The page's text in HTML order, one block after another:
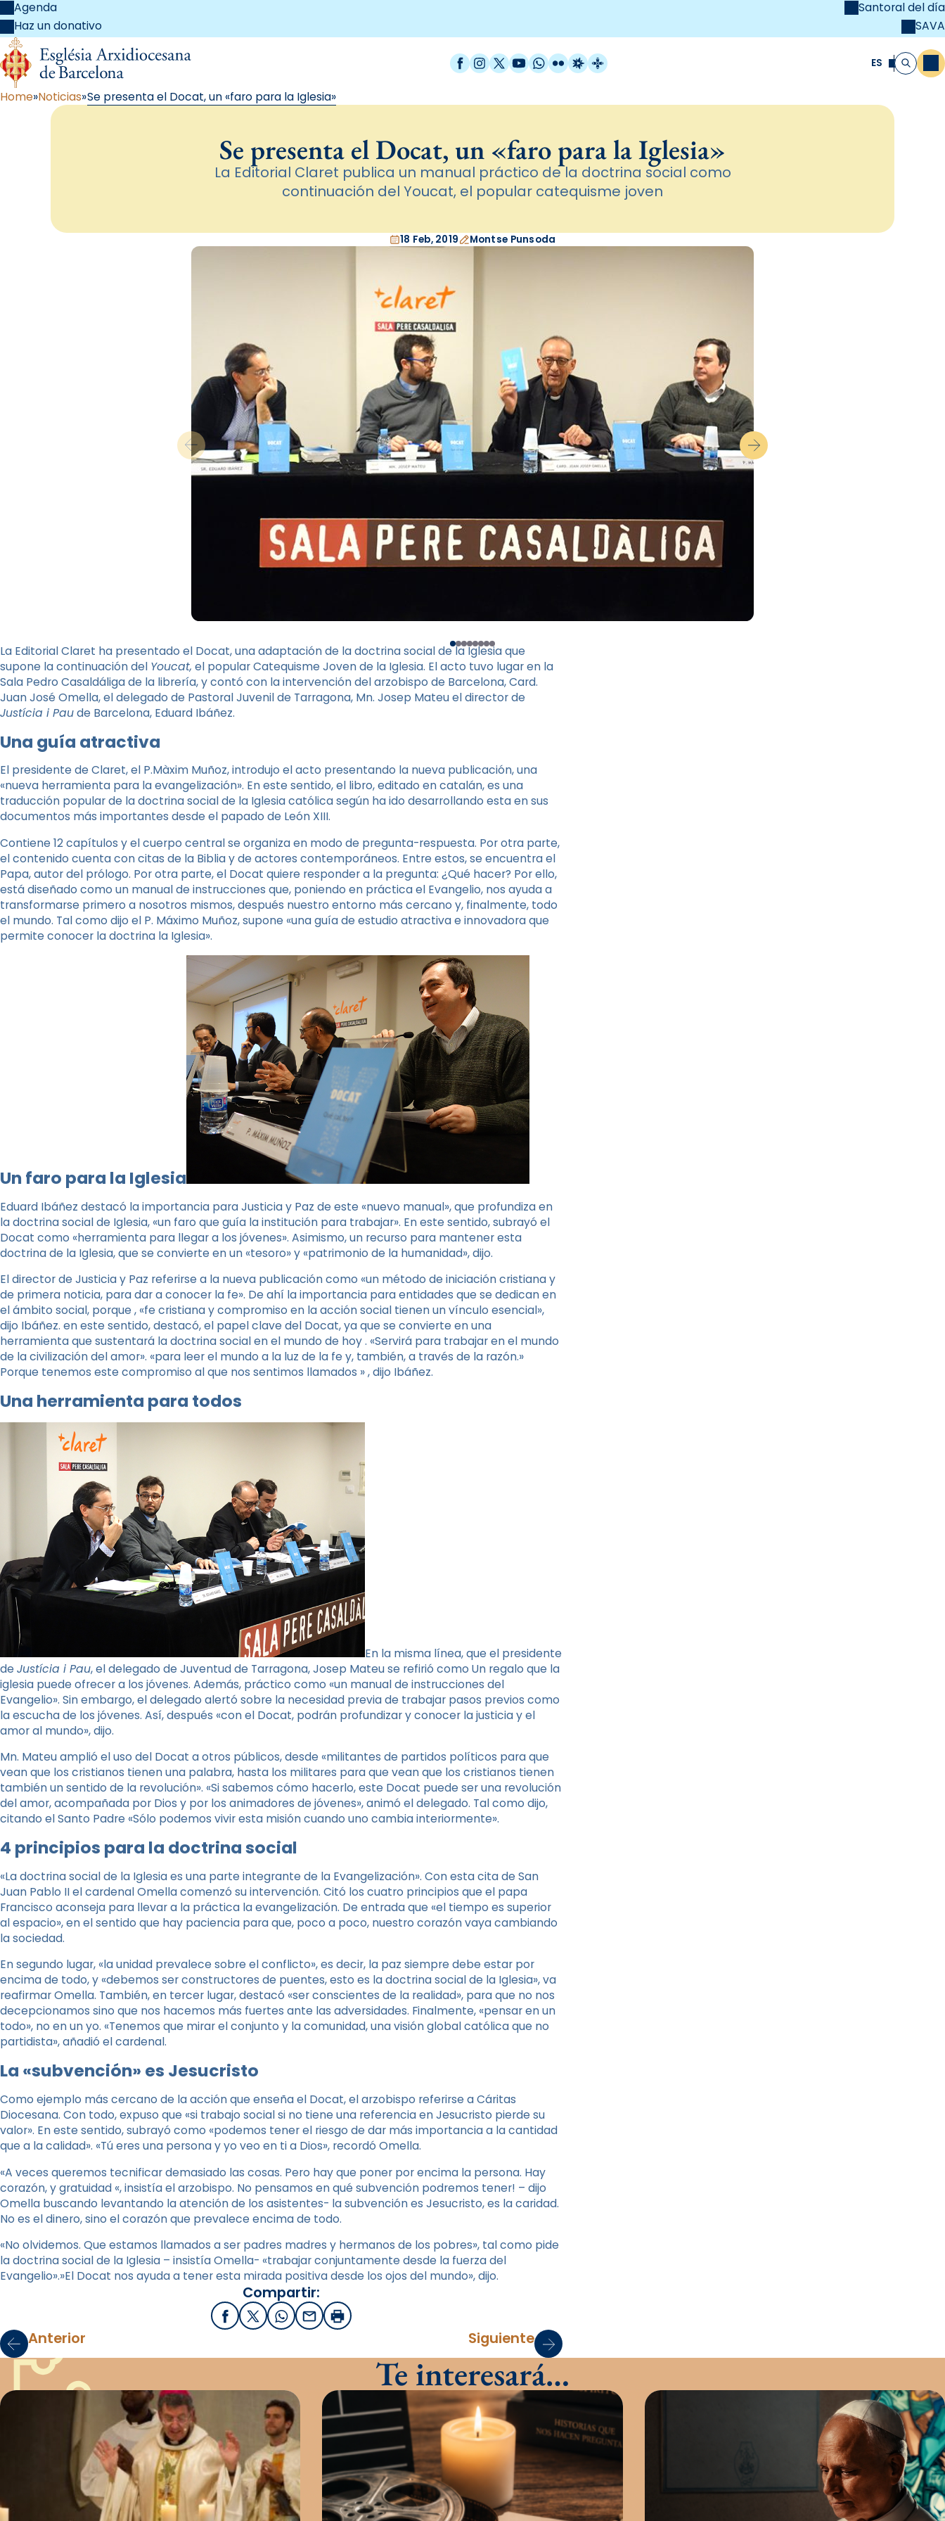
Agenda
Haz un donativo
Santoral del día
SAVA
Facebook
Instagram
X / Twitter
YouTube
WhatsApp
FlickrRadio Estel
Catalunya Cristiana ES Buscar
Home Noticias Se presenta el Docat, un «faro para la Iglesia»
Se presenta el Docat, un «faro para la Iglesia»
La Editorial Claret publica un manual práctico de la doctrina social como
continuación del Youcat, el popular catequisme joven
18 Feb, 2019 Montse Punsoda
La Editorial Claret ha presentado el Docat, una adaptación de la doctrina social de la Iglesia que
supone la continuación del Youcat, el popular Catequisme Joven de la Iglesia. El acto tuvo lugar en la
Sala Pedro Casaldáliga de la librería, y contó con la intervención del arzobispo de Barcelona, ​​Card.
Juan José Omella, el delegado de Pastoral Juvenil de Tarragona, Mn. Josep Mateu el director de
Justícia i Paude Barcelona, ​​Eduard Ibáñez.
Una guía atractiva
El presidente de Claret, el P.Màxim Muñoz, introdujo el acto presentando la nueva publicación, una
«nueva herramienta para la evangelización». En este sentido, el libro, editado en catalán, es una
traducción popular de la doctrina social de la Iglesia católica según ha ido desarrollando esta en sus
documentos más importantes desde el papado de León XIII.
Contiene 12 capítulos y el cuerpo central se organiza en modo de pregunta-respuesta. Por otra parte,
el contenido cuenta con citas de la Biblia y de actores contemporáneos. Entre estos, se encuentra el
Papa, autor del prólogo. Por otra parte, el Docat quiere responder a la pregunta: ¿Qué hacer? Por ello,
está diseñado como un manual de instrucciones que, poniendo en práctica el Evangelio, nos ayuda a
transformarse primero a nosotros mismos, después nuestro entorno más cercano y, finalmente, todo
el mundo. Tal como dijo el P. Máximo Muñoz, supone «una guía de estudio atractiva e innovadora que
permite conocer la doctrina la Iglesia».
Un faro para la Iglesia
Eduard Ibáñez destacó la importancia para Justicia y Paz de este «nuevo manual», que profundiza en
la doctrina social de Iglesia, «un faro que guía la institución para trabajar». En este sentido, subrayó el
Docat como «herramienta para llegar a los jóvenes». Asimismo, un recurso para mantener esta
doctrina de la Iglesia, que se convierte en un «tesoro» y «patrimonio de la humanidad», dijo.
El director de Justicia y Paz referirse a la nueva publicación como «un método de iniciación cristiana y
de primera noticia, para dar a conocer la fe». De ahí la importancia para entidades que se dedican en
el ámbito social, porque , «fe cristiana y compromiso en la acción social tienen un vínculo esencial»,
dijo Ibáñez. en este sentido, destacó, el papel clave del Docat, ya que se convierte en una
herramienta que sustentará la doctrina social en el mundo de hoy . «Servirá para trabajar en el mundo
de la civilización del amor». «para leer el mundo a la luz de la fe y, también, a través de la razón.»
Porque tenemos este compromiso al que nos sentimos llamados » , dijo Ibáñez.
Una herramienta para todos
En la misma línea, que el presidente
de Justícia i Pau, el delegado de Juventud de Tarragona, Josep Mateu se refirió como Un regalo que la
iglesia puede ofrecer a los jóvenes. Además, práctico como «un manual de instrucciones del
Evangelio». Sin embargo, el delegado alertó sobre la necesidad previa de trabajar pasos previos como
la escucha de los jóvenes. Así, después «con el Docat, podrán profundizar y conocer la justicia y el
amor al mundo», dijo.
Mn. Mateu amplió el uso del Docat a otros públicos, desde «militantes de partidos políticos para que
vean que los cristianos tienen una palabra, hasta los militares para que vean que los cristianos tienen
también un sentido de la revolución». «Si sabemos cómo hacerlo, este Docat puede ser una revolución
del amor, acompañada por Dios y por los animadores de jóvenes», animó el delegado. Tal como dijo,
citando el Santo Padre «Sólo podemos vivir esta misión cuando uno cambia interiormente».
4 principios para la doctrina social
«La doctrina social de la Iglesia es una parte integrante de la Evangelización». Con esta cita de San
Juan Pablo II el cardenal Omella comenzó su intervención. Citó los cuatro principios que el papa
Francisco aconseja para llevar a la práctica la evangelización. De entrada que «el tiempo es superior
al espacio», en el sentido que hay paciencia para que, poco a poco, nuestro corazón vaya cambiando
la sociedad.
En segundo lugar, «la unidad prevalece sobre el conflicto», es decir, la paz siempre debe estar por
encima de todo, y «debemos ser constructores de puentes, esto es la doctrina social de la Iglesia», va
reafirmar Omella. También, en tercer lugar, destacó «ser conscientes de la realidad», para que no nos
decepcionamos sino que nos hacemos más fuertes ante las adversidades. Finalmente, «pensar en un
todo», no en un yo. «Tenemos que mirar el conjunto y la comunidad, una visión global católica que no
partidista», añadió el cardenal.
La «subvención» es Jesucristo
Como ejemplo más cercano de la acción que enseña el Docat, el arzobispo referirse a Cáritas
Diocesana. Con todo, expuso que «si trabajo social si no tiene una referencia en Jesucristo pierde su
valor». En este sentido, subrayó como «podemos tener el riesgo de dar más importancia a la cantidad
que a la calidad». «Tú eres una persona y yo veo en ti a Dios», recordó Omella.
«A veces queremos tecnificar demasiado las cosas. Pero hay que poner por encima la persona. Hay
corazón, y gratuidad «, insistía el arzobispo. No pensamos en qué subvención podremos tener! – dijo
Omella buscando levantando la atención de los asistentes- la subvención es Jesucristo, es la caridad.
No es el dinero, sino el corazón que prevalece encima de todo.
«No olvidemos. Que estamos llamados a ser padres madres y hermanos de los pobres», tal como pide
la doctrina social de la Iglesia – insistía Omella- «trabajar conjuntamente desde la fuerza del
Evangelio».»El Docat nos ayuda a tener esta mirada positiva desde los ojos del mundo», dijo.
Compartir:
FacebookX / Twitter
WhatsApp
EmailImprimir
Anterior Siguiente
Te interesará…